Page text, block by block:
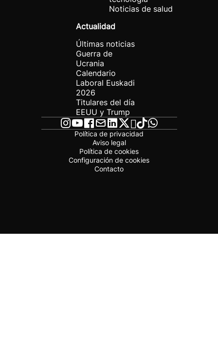
Noticias de salud
Actualidad
Últimas noticias
Guerra de
Ucrania
Calendario
Laboral Euskadi
2026
Titulares del día
EEUU y Trump
Política de privacidad
Aviso legal
Política de cookies
Configuración de cookies
Contacto